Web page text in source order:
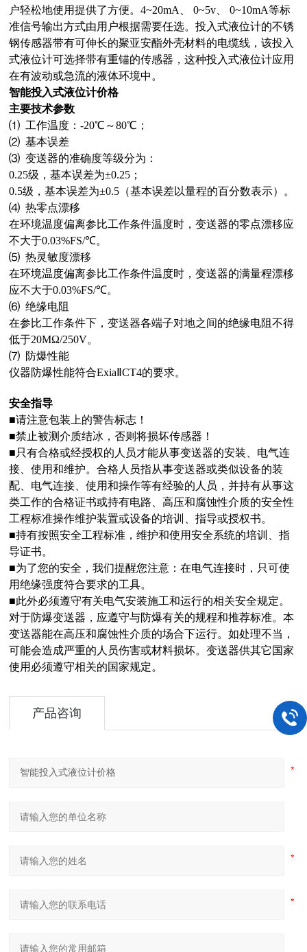
户轻松地使用提供了方便。4~20mA、 0~5v、 0~10mA等标
准信号输出方式由用户根据需要任选。投入式液位计的不锈
钢传感器带有可伸长的聚亚安酯外壳材料的电缆线，该投入
式液位计可选择带有重锚的传感器，这种投入式液位计应用
在有波动或急流的液体环境中。
智能投入式液位计价格
主要技术参数
⑴ 工作温度：-20℃～80℃；
⑵ 基本误差
⑶ 变送器的准确度等级分为：
0.25级，基本误差为±0.25；
0.5级，基本误差为±0.5（基本误差以量程的百分数表示）。
⑷ 热零点漂移
在环境温度偏离参比工作条件温度时，变送器的零点漂移应
不大于0.03%FS/℃。
⑸ 热灵敏度漂移
在环境温度偏离参比工作条件温度时，变送器的满量程漂移
应不大于0.03%FS/℃。
⑹ 绝缘电阻
在参比工作条件下，变送器各端子对地之间的绝缘电阻不得
低于20MΩ/250V。
⑺ 防爆性能
仪器防爆性能符合ExiaⅡCT4的要求。
安全指导
■请注意包装上的警告标志！
■禁止被测介质结冰，否则将损坏传感器！
■只有合格或经授权的人员才能从事变送器的安装、电气连
接、使用和维护。合格人员指从事变送器或类似设备的装
配、电气连接、使用和操作等有经验的人员，并持有从事这
类工作的合格证书或持有电路、高压和腐蚀性介质的安全性
工程标准操作维护装置或设备的培训、指导或授权书。
■持有按照安全工程标准，维护和使用安全系统的培训、指
导证书。
■为了您的安全，我们提醒您注意：在电气连接时，只可使
用绝缘强度符合要求的工具。
■此外必须遵守有关电气安装施工和运行的相关安全规定。
对于防爆变送器，应遵守与防爆有关的规程和推荐标准。本
变送器能在高压和腐蚀性介质的场合下运行。如处理不当，
可能会造成严重的人员伤害或材料损坏。变送器供其它国家
使用必须遵守相关的国家规定。
产品咨询